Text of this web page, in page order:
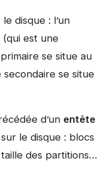
disque : l’un
(qui est une
se situe au
se situe
d’un entête
le disque : blocs
des partitions…